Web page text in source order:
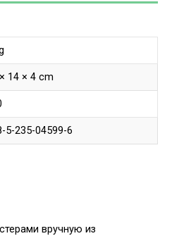
14 × 4 cm
5-235-04599-6
вручную из